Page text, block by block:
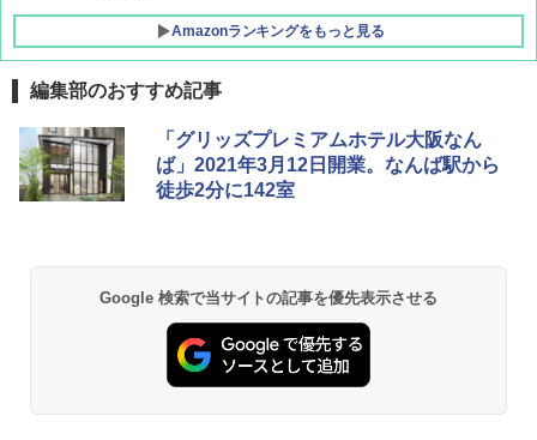
￥15,990
Amazonランキングをもっと見る
編集部のおすすめ記事
「グリッズプレミアムホテル大阪なん
ば」2021年3月12日開業。なんば駅から
徒歩2分に142室
Google 検索で当サイトの記事を優先表示させる